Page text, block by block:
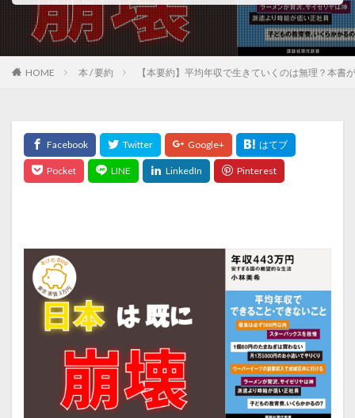
HOME 本 / 要約 【本要約】平均年収で生きていくのは無理？本書